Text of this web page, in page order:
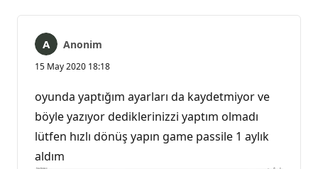
Anonim
15 May 2020 18:18
oyunda yaptığım ayarları da kaydetmiyor ve
böyle yazıyor dediklerinizzi yaptım olmadı
lütfen hızlı dönüş yapın game passile 1 aylık
aldım